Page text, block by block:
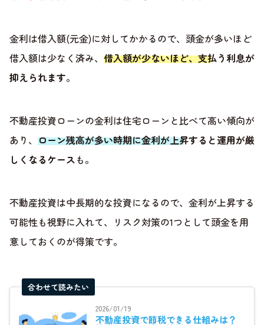
金利は借入額(元金)に対してかかるので、頭金が多いほど
借入額は少なく済み、 借入額が少ないほど、支払う利息が
抑えられます。
不動産投資ローンの金利は住宅ローンと比べて高い傾向が
あり、 ローン残高が多い時期に金利が上昇すると運用が厳
しくなるケースも。
不動産投資は中長期的な投資になるので、金利が上昇する
可能性も視野に入れて、リスク対策の1つとして頭金を用
意しておくのが得策です。
合わせて読みたい
2026/01/19
不動産投資で節税できる仕組みは？